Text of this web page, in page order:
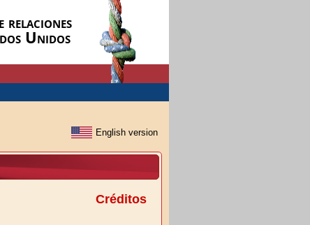
relaciones
Unidos
Créditos